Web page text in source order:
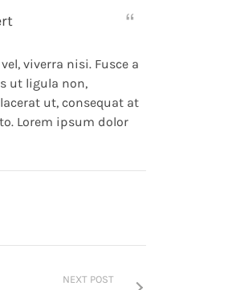
viverra nisi. Fusce a
ut ligula non,
ut, consequat at
Lorem ipsum dolor
NEXT POST